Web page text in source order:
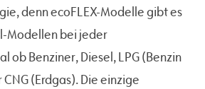
denn ecoFLEX-Modelle gibt es
Modellen bei jeder
ob Benziner, Diesel, LPG (Benzin
(Erdgas). Die einzige